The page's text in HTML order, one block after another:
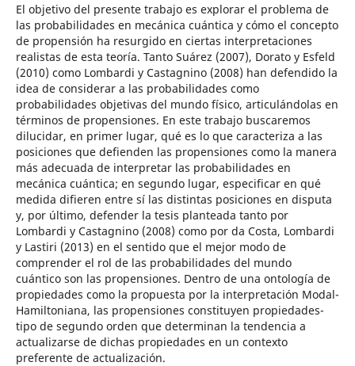
El objetivo del presente trabajo es explorar el problema de
las probabilidades en mecánica cuántica y cómo el concepto
de propensión ha resurgido en ciertas interpretaciones
realistas de esta teoría. Tanto Suárez (2007), Dorato y Esfeld
(2010) como Lombardi y Castagnino (2008) han defendido la
idea de considerar a las probabilidades como
probabilidades objetivas del mundo físico, articulándolas en
términos de propensiones. En este trabajo buscaremos
dilucidar, en primer lugar, qué es lo que caracteriza a las
posiciones que defienden las propensiones como la manera
más adecuada de interpretar las probabilidades en
mecánica cuántica; en segundo lugar, especificar en qué
medida difieren entre sí las distintas posiciones en disputa
y, por último, defender la tesis planteada tanto por
Lombardi y Castagnino (2008) como por da Costa, Lombardi
y Lastiri (2013) en el sentido que el mejor modo de
comprender el rol de las probabilidades del mundo
cuántico son las propensiones. Dentro de una ontología de
propiedades como la propuesta por la interpretación Modal-
Hamiltoniana, las propensiones constituyen propiedades-
tipo de segundo orden que determinan la tendencia a
actualizarse de dichas propiedades en un contexto
preferente de actualización.